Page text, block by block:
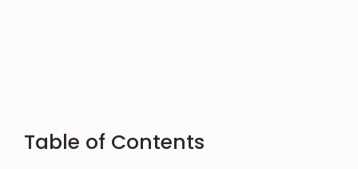
Table of Contents